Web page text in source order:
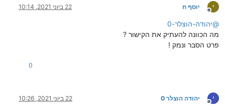
י
מנותק
יוסף ח 22 ביוני 2021, 10:14
@יהודה-הוצלר-0
מה הכוונה להעתיק את הקישור ?
פרט הסבר ונמק !
0
י
מנותק
יהודה הוצלר 0 22 ביוני 2021, 10:26